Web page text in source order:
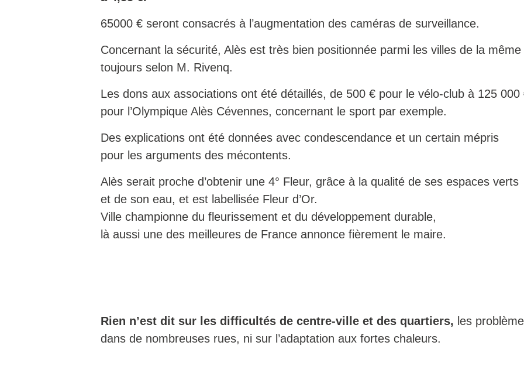
65000 € seront consacrés à l’augmentation des caméras de surveillance.
Concernant la sécurité, Alès est très bien positionnée parmi les villes de la même
toujours selon M. Rivenq.
Les dons aux associations ont été détaillés, de 500 € pour le vélo-club à 125 000
pour l’Olympique Alès Cévennes, concernant le sport par exemple.
Des explications ont été données avec condescendance et un certain mépris
pour les arguments des mécontents.
Alès serait proche d’obtenir une 4° Fleur, grâce à la qualité de ses espaces verts
et de son eau, et est labellisée Fleur d’Or.
Ville championne du fleurissement et du développement durable,
là aussi une des meilleures de France annonce fièrement le maire.
Rien n’est dit sur les difficultés de centre-ville et des quartiers, les
dans de nombreuses rues, ni sur l’adaptation aux fortes chaleurs.